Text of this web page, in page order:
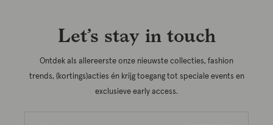
Let’s stay in touch
Ontdek als allereerste onze nieuwste collecties, fashion
trends, (kortings)acties én krijg toegang tot speciale events en
exclusieve early access.